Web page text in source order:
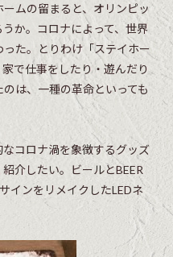
ムの留まると、オリンピッ
か。コロナによって、世界
た。とりわけ「ステイホー
で仕事をしたり・遊んだり
は、一種の革命といっても
コロナ渦を象徴するグッズ
介したい。ビールとBEER
インをリメイクしたLEDネ